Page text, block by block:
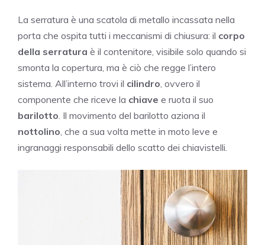
La serratura è una scatola di metallo incassata nella
porta che ospita tutti i meccanismi di chiusura: il corpo
della serratura è il contenitore, visibile solo quando si
smonta la copertura, ma è ciò che regge l’intero
sistema. All’interno trovi il cilindro , ovvero il
componente che riceve la chiave e ruota il suo
barilotto . Il movimento del barilotto aziona il
nottolino , che a sua volta mette in moto leve e
ingranaggi responsabili dello scatto dei chiavistelli.